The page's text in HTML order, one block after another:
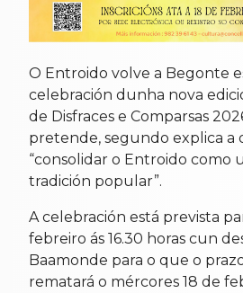
O Entroido volve a Begonte
celebración dunha nova
de Disfraces e Comparsas
pretende, segundo explica a
“consolidar o Entroido como
tradición popular”.
A celebración está prevista
febreiro ás 16.30 horas cun
Baamonde para o que o
rematará o mércores 18 de